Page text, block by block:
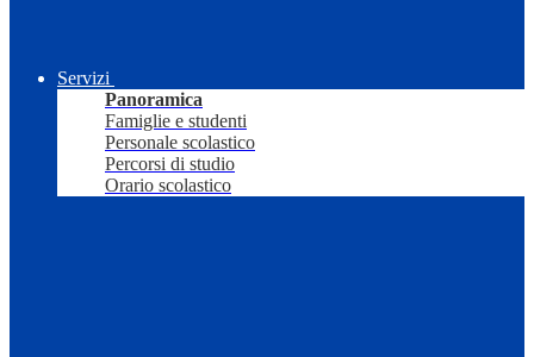
Servizi
Panoramica
Famiglie e studenti
Personale scolastico
Percorsi di studio
Orario scolastico